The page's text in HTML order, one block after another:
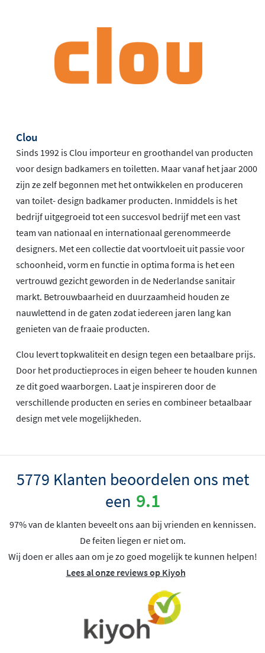
Clou
Sinds 1992 is Clou importeur en groothandel van producten
voor design badkamers en toiletten. Maar vanaf het jaar 2000
zijn ze zelf begonnen met het ontwikkelen en produceren
van toilet- design badkamer producten. Inmiddels is het
bedrijf uitgegroeid tot een succesvol bedrijf met een vast
team van nationaal en internationaal gerenommeerde
designers. Met een collectie dat voortvloeit uit passie voor
schoonheid, vorm en functie in optima forma is het een
vertrouwd gezicht geworden in de Nederlandse sanitair
markt. Betrouwbaarheid en duurzaamheid houden ze
nauwlettend in de gaten zodat iedereen jaren lang kan
genieten van de fraaie producten.
Clou levert topkwaliteit en design tegen een betaalbare prijs.
Door het productieproces in eigen beheer te houden kunnen
ze dit goed waarborgen. Laat je inspireren door de
verschillende producten en series en combineer betaalbaar
design met vele mogelijkheden.
5779 Klanten beoordelen ons met
een 9.1
97% van de klanten beveelt ons aan bij vrienden en kennissen.
De feiten liegen er niet om.
Wij doen er alles aan om je zo goed mogelijk te kunnen helpen!
Lees al onze reviews op Kiyoh